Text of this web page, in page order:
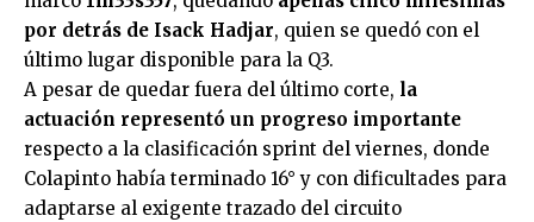
por detrás de Isack Hadjar, quien se quedó con el
último lugar disponible para la Q3.
A pesar de quedar fuera del último corte, la
actuación representó un progreso importante
respecto a la clasificación sprint del viernes, donde
Colapinto había terminado 16° y con dificultades para
adaptarse al exigente trazado del circuito